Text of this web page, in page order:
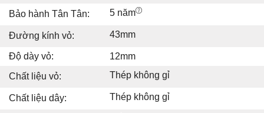
Bảo hành Tân Tân: 5 năm
Đường kính vỏ: 43mm
Độ dày vỏ:
12mm
Chất liệu vỏ:
Thép không gỉ
Chất liệu dây: Thép không gỉ